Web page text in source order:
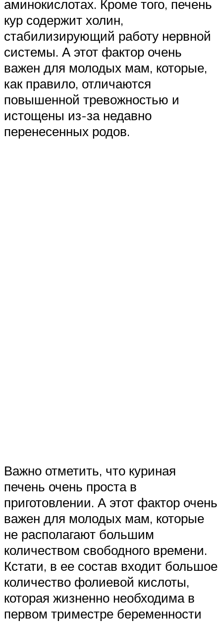
аминокислотах. Кроме того, печень
кур содержит холин,
стабилизирующий работу нервной
системы. А этот фактор очень
важен для молодых мам, которые,
как правило, отличаются
повышенной тревожностью и
истощены из-за недавно
перенесенных родов.
Важно отметить, что куриная
печень очень проста в
приготовлении. А этот фактор очень
важен для молодых мам, которые
не располагают большим
количеством свободного времени.
Кстати, в ее состав входит большое
количество фолиевой кислоты,
которая жизненно необходима в
первом триместре беременности